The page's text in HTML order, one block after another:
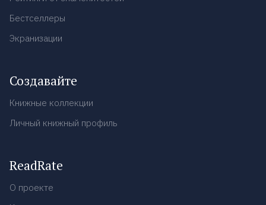
Бестселлеры
Экранизации
Создавайте
Книжные коллекции
Личный книжный профиль
ReadRate
О проекте